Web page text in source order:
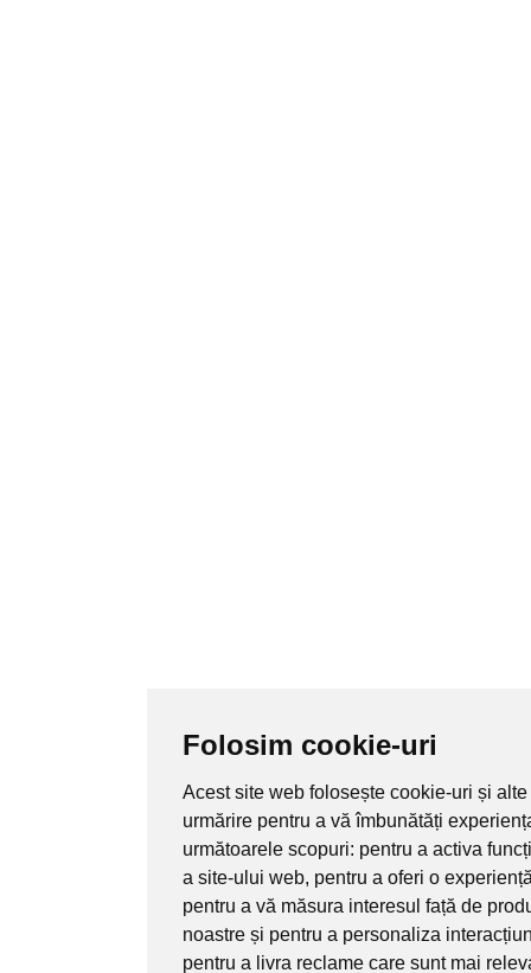
Folosim cookie-uri
Acest site web folosește cookie-uri și
urmărire pentru a vă îmbunătăți
următoarele scopuri: pentru a activa
a site-ului web, pentru a oferi o
pentru a vă măsura interesul față de
noastre și pentru a personaliza
pentru a livra reclame care sunt mai